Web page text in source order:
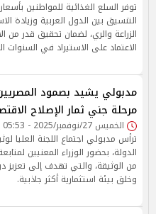
توفر السلع الغذائية للمواطنين
التنسيق بين الدول العربية وزيادة
الزراعة والري، لضمان تحقيق قدر من
الاعتماد على الاستيراد في السنوات
مدبولي يشيد بصمود
مرحلة جني ثمار الإصلاح
الخميس 27/نوفمبر/2025 - 05:53 م
ترأس مدبولي اجتماع اللجنة العليا
الدولة، بحضور الوزراء المعنيين
من الوثيقة، والتي تهدف إلى تعزيز
وخلق بيئة استثمارية أكثر جاذبية.